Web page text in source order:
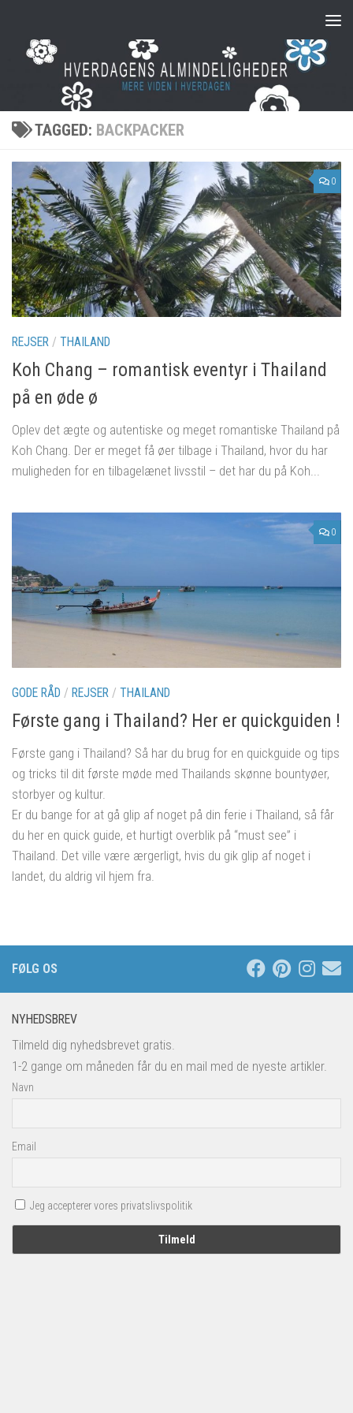
TAGGED: BACKPACKER
0
REJSER / THAILAND
Koh Chang – romantisk eventyr i Thailand
på en øde ø
Oplev det ægte og autentiske og meget romantiske Thailand på
Koh Chang. Der er meget få øer tilbage i Thailand, hvor du har
muligheden for en tilbagelænet livsstil – det har du på Koh...
0
GODE RÅD / REJSER / THAILAND
Første gang i Thailand? Her er quickguiden !
Første gang i Thailand? Så har du brug for en quickguide og tips
og tricks til dit første møde med Thailands skønne bountyøer,
storbyer og kultur.
Er du bange for at gå glip af noget på din ferie i Thailand, så får
du her en quick guide, et hurtigt overblik på “must see” i
Thailand. Det ville være ærgerligt, hvis du gik glip af noget i
landet, du aldrig vil hjem fra.
FØLG OS
NYHEDSBREV
Tilmeld dig nyhedsbrevet gratis.
1-2 gange om måneden får du en mail med de nyeste artikler.
Navn
Email
Jeg accepterer vores privatslivspolitik